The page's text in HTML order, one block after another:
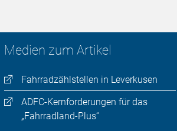
Medien zum Artikel
Fahrradzählstellen in Leverkusen
ADFC-Kernforderungen für das
„Fahrradland-Plus“